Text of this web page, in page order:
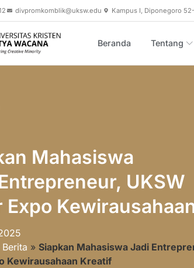
divpromkomblik@uksw.edu Kampus I, Diponegoro
Beranda Tentang
Mahasiswa
UKSW
Expo
Berita » Siapkan Mahasiswa Jadi
Kewirausahaan Kreatif